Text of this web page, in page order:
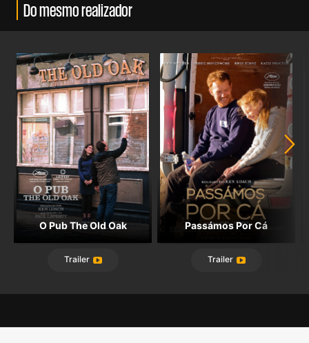
Do mesmo realizador
O Pub The Old Oak
Trailer
Passámos Por Cá
Trailer